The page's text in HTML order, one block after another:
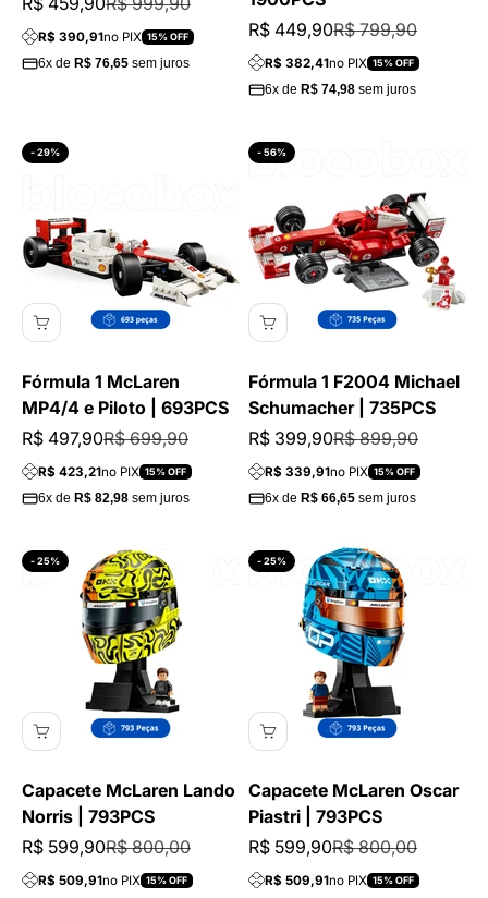
R$ 390,91no PIX 15% OFF
6x de R$ 76,65 sem juros
Preço promocional
R$ 449,90Preço normal
R$ 799,90
R$ 382,41no PIX 15% OFF
6x de R$ 74,98 sem juros
- 29%
Fórmula 1 McLaren
MP4/4 e Piloto | 693PCS
Preço promocional
R$ 497,90Preço normal
R$ 699,90
R$ 423,21no PIX 15% OFF
6x de R$ 82,98 sem juros
- 56%
Fórmula 1 F2004 Michael
Schumacher | 735PCS
Preço promocional
R$ 399,90Preço normal
R$ 899,90
R$ 339,91no PIX 15% OFF
6x de R$ 66,65 sem juros
- 25%
Capacete McLaren Lando
Norris | 793PCS
Preço promocional
R$ 599,90Preço normal
R$ 800,00
R$ 509,91no PIX 15% OFF
- 25%
Capacete McLaren Oscar
Piastri | 793PCS
Preço promocional
R$ 599,90Preço normal
R$ 800,00
R$ 509,91no PIX 15% OFF